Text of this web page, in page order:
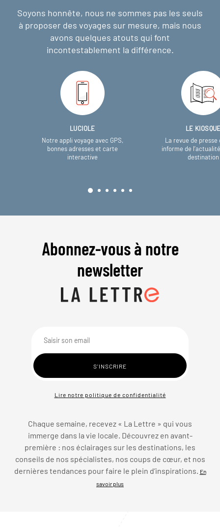
Soyons honnête, nous ne sommes pas les seuls
à proposer des voyages sur mesure, mais nous
avons quelques atouts qui font
incontestablement la différence.
LUCIOLE
Notre appli voyage avec GPS,
bonnes adresses et carte
interactive
LE
La revue de presse
informe de
destination
Abonnez-vous à notre
newsletter
Lire notre politique de confidentialité
Chaque semaine, recevez « La Lettre » qui vous
immerge dans la vie locale. Découvrez en avant-
première : nos éclairages sur les destinations, les
conseils de nos spécialistes, nos coups de cœur, et nos
dernières tendances pour faire le plein d’inspirations.
En
savoir plus